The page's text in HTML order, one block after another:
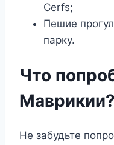
Cerfs;
Пешие
парку.
Что
Маврикии?
Не забудьте